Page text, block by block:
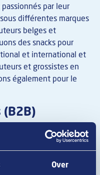
Over
par leur
différentes marques
belges et
des snacks pour
et international et
et grossistes en
également pour le
(B2B)
strict respect des
Nous nous